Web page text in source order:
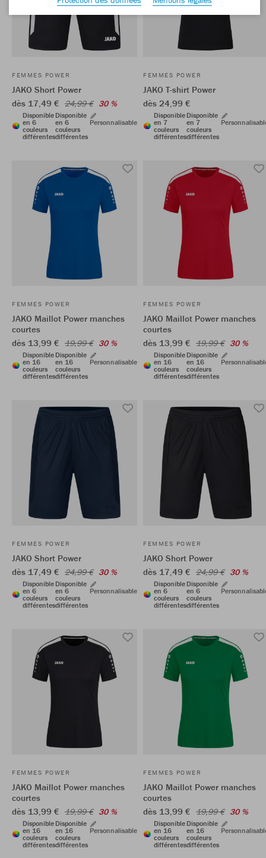
FEMMES POWER
JAKO Short Power
dès 17,49 € 24,99 € 30 %
Disponible
en 6
couleurs
différentes
Disponible
en 6
couleurs
différentes
Personnalisable
FEMMES POWER
JAKO T-shirt Power
dès 24,99 €
Disponible
en 7
couleurs
différentes
Disponible
en 7
couleurs
différentes
FEMMES POWER
JAKO Maillot Power manches
courtes
dès 13,99 € 19,99 € 30 %
Disponible
en 16
couleurs
différentes
Disponible
en 16
couleurs
différentes
Personnalisable
FEMMES POWER
JAKO Maillot Power manches
courtes
dès 13,99 € 19,99 € 30 %
Disponible
en 16
couleurs
différentes
Disponible
en 16
couleurs
différentes
FEMMES POWER
JAKO Short Power
dès 17,49 € 24,99 € 30 %
Disponible
en 6
couleurs
différentes
Disponible
en 6
couleurs
différentes
Personnalisable
FEMMES POWER
JAKO Short Power
dès 17,49 € 24,99 € 30 %
Disponible
en 6
couleurs
différentes
Disponible
en 6
couleurs
différentes
FEMMES POWER
JAKO Maillot Power manches
courtes
dès 13,99 € 19,99 € 30 %
Disponible
en 16
couleurs
différentes
Disponible
en 16
couleurs
différentes
Personnalisable
FEMMES POWER
JAKO Maillot Power manches
courtes
dès 13,99 € 19,99 € 30 %
Disponible
en 16
couleurs
différentes
Disponible
en 16
couleurs
différentes